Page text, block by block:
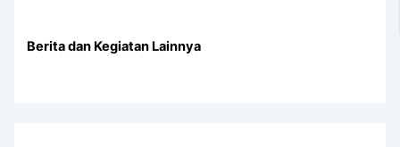
Berita dan Kegiatan Lainnya